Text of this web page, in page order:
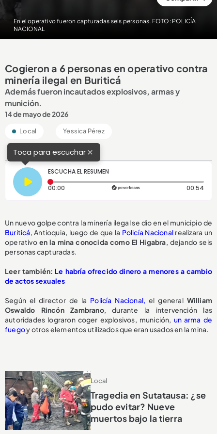
En el operativo fueron capturadas seis personas. FOTO: POLICÍA
NACIONAL
Cogieron a 6 personas en operativo contra
minería ilegal en Buriticá
Además fueron incautados explosivos, armas y
munición.
14 de mayo de 2026
Local Yessica Pérez
Toca para escuchar×
ESCUCHA EL RESUMEN
00:00 Tiempo transcurrido: 0 segundos 00:54
Un nuevo golpe contra la minería ilegal se dio en el municipio de
Buriticá, Antioquia, luego de que la Policía Nacional realizara un
operativoen la mina conocida como El Higabra, dejando seis
personas capturadas.
Leer también: Le habría ofrecido dinero a menores a cambio
de actos sexuales
Según el director de la Policía Nacional, el general William
Oswaldo Rincón Zambrano, durante la intervención las
autoridades lograron coger explosivos, munición, un arma de
fuegoy otros elementos utilizados que eran usados en la mina.
Local
Tragedia en Sutatausa: ¿se
pudo evitar? Nueve
muertos bajo la tierra